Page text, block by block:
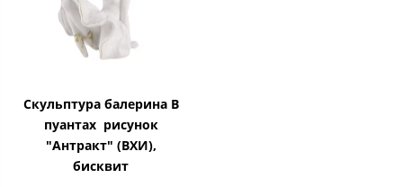
Скульптура балерина В
пуантах рисунок
"Антракт" (ВХИ),
бисквит